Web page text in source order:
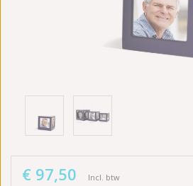
€ 97,50 Incl. btw